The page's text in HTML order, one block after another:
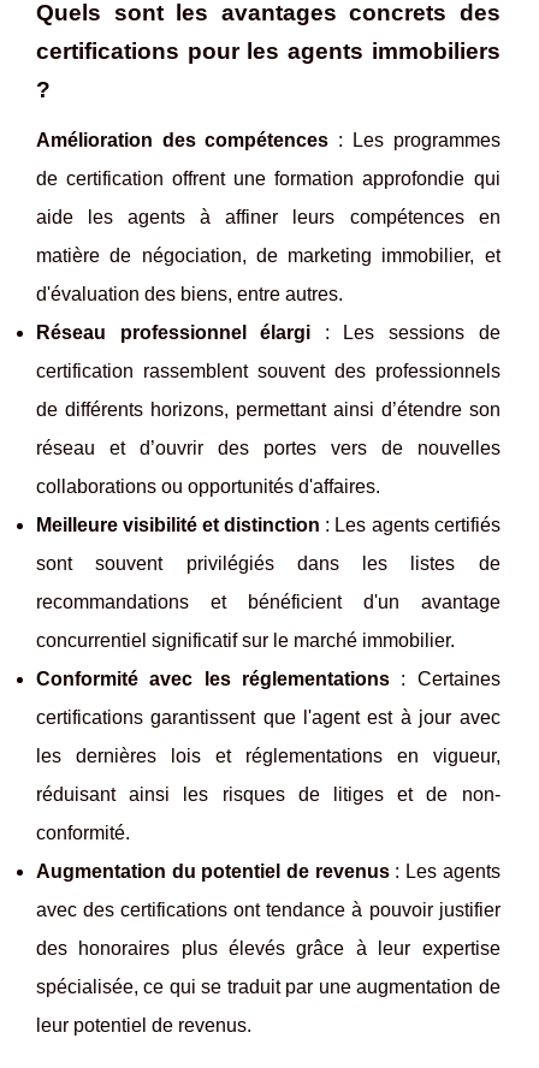
Quels sont les avantages concrets des
certifications pour les agents immobiliers
?
Amélioration des compétences : Les programmes
de certification offrent une formation approfondie qui
aide les agents à affiner leurs compétences en
matière de négociation, de marketing immobilier, et
d'évaluation des biens, entre autres.
Réseau professionnel élargi : Les sessions de
certification rassemblent souvent des professionnels
de différents horizons, permettant ainsi d’étendre son
réseau et d’ouvrir des portes vers de nouvelles
collaborations ou opportunités d'affaires.
Meilleure visibilité et distinction : Les agents certifiés
sont souvent privilégiés dans les listes de
recommandations et bénéficient d'un avantage
concurrentiel significatif sur le marché immobilier.
Conformité avec les réglementations: Certaines
certifications garantissent que l'agent est à jour avec
les dernières lois et réglementations en vigueur,
réduisant ainsi les risques de litiges et de non-
conformité.
Augmentation du potentiel de revenus: Les agents
avec des certifications ont tendance à pouvoir justifier
des honoraires plus élevés grâce à leur expertise
spécialisée, ce qui se traduit par une augmentation de
leur potentiel de revenus.